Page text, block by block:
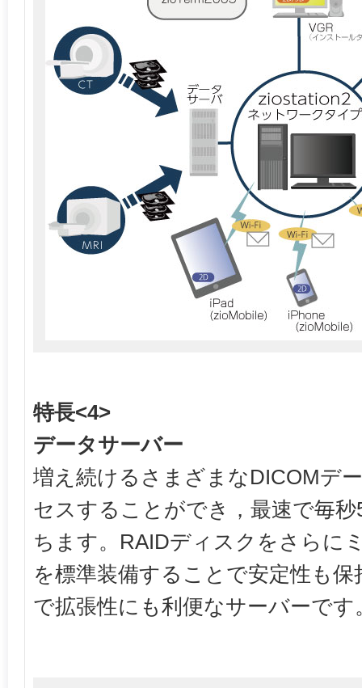
特長<4>
データサーバー
増え続けるさまざまなDICOMデ
セスすることができ，最速で毎
ちます。RAIDディスクをさらに
を標準装備することで安定性も
で拡張性にも利便なサーバーです